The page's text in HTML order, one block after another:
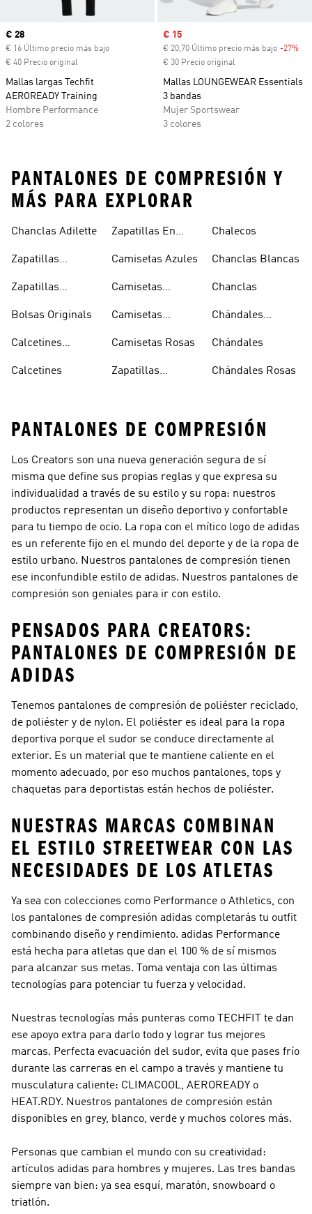
Precio actual
€ 28
€ 16 Último precio más bajo
€ 40 Precio original
Mallas largas Techfit
AEROREADY Training
Hombre Performance
2 colores
Precio de venta
€ 15
€ 20,70 Último precio más bajo -27%
€ 30 Precio original
Mallas LOUNGEWEAR Essentials
3 bandas
Mujer Sportswear
3 colores
PANTALONES DE COMPRESIÓN Y
MÁS PARA EXPLORAR
Chanclas Adilette
Zapatillas
Zapatillas
Blancas
Bolsas Originals
Calcetines
Blancos
Calcetines
Zapatillas En
Camisetas Azules
Camisetas
Camisetas
Camisetas Rosas
Zapatillas
Chalecos
Chanclas Blancas
Chanclas
Chándales
Chándales
Chándales Rosas
PANTALONES DE COMPRESIÓN
Los Creators son una nueva generación segura de sí
misma que define sus propias reglas y que expresa su
individualidad a través de su estilo y su ropa: nuestros
productos representan un diseño deportivo y confortable
para tu tiempo de ocio. La ropa con el mítico logo de adidas
es un referente fijo en el mundo del deporte y de la ropa de
estilo urbano. Nuestros pantalones de compresión tienen
ese inconfundible estilo de adidas. Nuestros pantalones de
compresión son geniales para ir con estilo.
PENSADOS PARA CREATORS:
PANTALONES DE COMPRESIÓN DE
ADIDAS
Tenemos pantalones de compresión de poliéster reciclado,
de poliéster y de nylon. El poliéster es ideal para la ropa
deportiva porque el sudor se conduce directamente al
exterior. Es un material que te mantiene caliente en el
momento adecuado, por eso muchos pantalones, tops y
chaquetas para deportistas están hechos de poliéster.
NUESTRAS MARCAS COMBINAN
EL ESTILO STREETWEAR CON LAS
NECESIDADES DE LOS ATLETAS
Ya sea con colecciones como Performance o Athletics, con
los pantalones de compresión adidas completarás tu outfit
combinando diseño y rendimiento. adidas Performance
está hecha para atletas que dan el 100 % de sí mismos
para alcanzar sus metas. Toma ventaja con las últimas
tecnologías para potenciar tu fuerza y velocidad.
Nuestras tecnologías más punteras como TECHFIT te dan
ese apoyo extra para darlo todo y lograr tus mejores
marcas. Perfecta evacuación del sudor, evita que pases frío
durante las carreras en el campo a través y mantiene tu
musculatura caliente: CLIMACOOL, AEROREADY o
HEAT.RDY. Nuestros pantalones de compresión están
disponibles en grey, blanco, verde y muchos colores más.
Personas que cambian el mundo con su creatividad:
artículos adidas para hombres y mujeres. Las tres bandas
siempre van bien: ya sea esquí, maratón, snowboard o
triatlón.